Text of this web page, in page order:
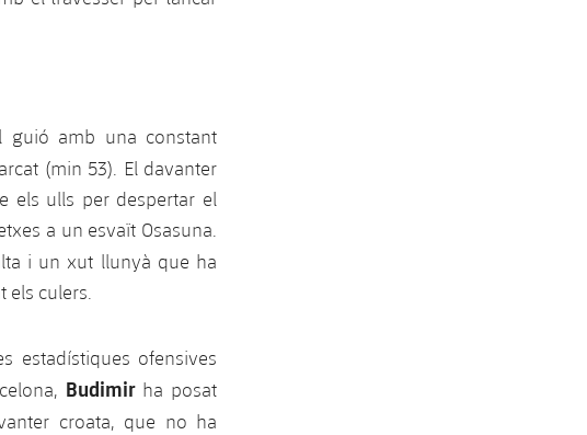
guió amb una constant
(min 53). El davanter
els ulls per despertar el
a un esvaït Osasuna.
i un xut llunyà que ha
els culers.
estadístiques ofensives
Budimir ha posat
croata, que no ha